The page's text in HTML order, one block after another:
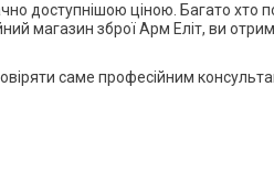
доступнішою ціною. Багато
магазин зброї Арм Еліт, ви
саме професійним